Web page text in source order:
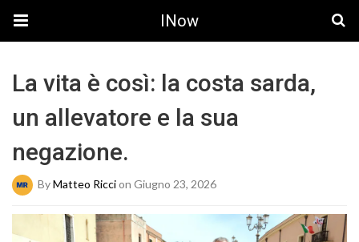
INow
La vita è così: la costa sarda,
un allevatore e la sua
negazione.
ByMatteo Riccion Giugno 23, 2026